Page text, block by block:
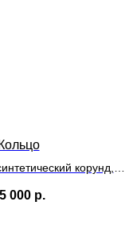
Кольцо
корунд,
000 р.